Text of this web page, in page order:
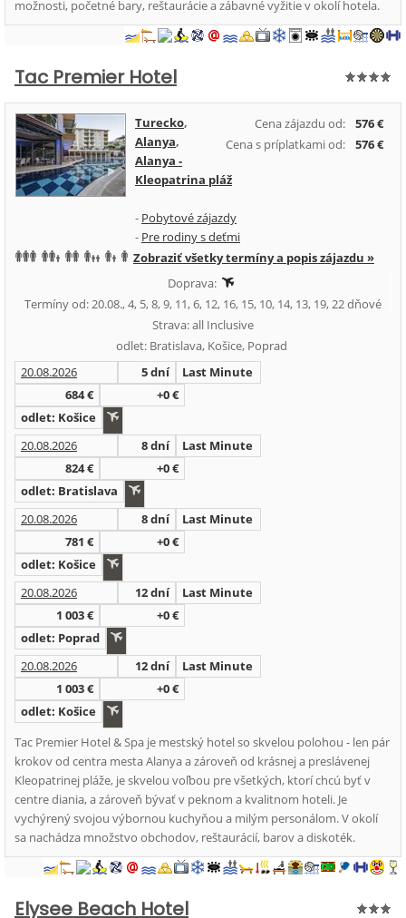
možnosti, početné bary, reštaurácie a zábavné vyžitie v okolí hotela.
Tac Premier Hotel
Cena zájazdu od:
576 €
Cena s príplatkami od:
576 €
Turecko,
Alanya,
Alanya -
Kleopatrina pláž
- Pobytové zájazdy
- Pre rodiny s deťmi
Zobraziť všetky termíny a popis zájazdu »
Doprava:
Termíny od: 20.08., 4, 5, 8, 9, 11, 6, 12, 16, 15, 10, 14, 13, 19, 22 dňové
Strava: all Inclusive
odlet: Bratislava, Košice, Poprad
20.08.2026
5 dní
Last Minute
684 €
+0 €
odlet: Košice
20.08.2026
8 dní
Last Minute
824 €
+0 €
odlet: Bratislava
20.08.2026
8 dní
Last Minute
781 €
+0 €
odlet: Košice
20.08.2026
12 dní
Last Minute
1 003 €
+0 €
odlet: Poprad
20.08.2026
12 dní
Last Minute
1 003 €
+0 €
odlet: Košice
Tac Premier Hotel & Spa je mestský hotel so skvelou polohou - len pár
krokov od centra mesta Alanya a zároveň od krásnej a preslávenej
Kleopatrinej pláže, je skvelou voľbou pre všetkých, ktorí chcú byť v
centre diania, a zároveň bývať v peknom a kvalitnom hoteli. Je
vychýrený svojou výbornou kuchyňou a milým personálom. V okolí
sa nachádza množstvo obchodov, reštaurácií, barov a diskoték.
Elysee Beach Hotel